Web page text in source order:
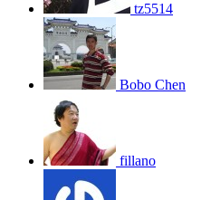
tz5514
Bobo Chen
fillano